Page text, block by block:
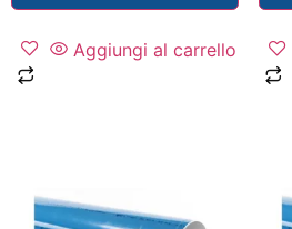
Aggiungi al carrello